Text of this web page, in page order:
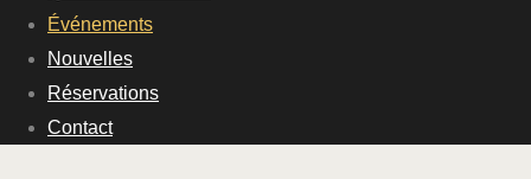
Événements
Nouvelles
Réservations
Contact